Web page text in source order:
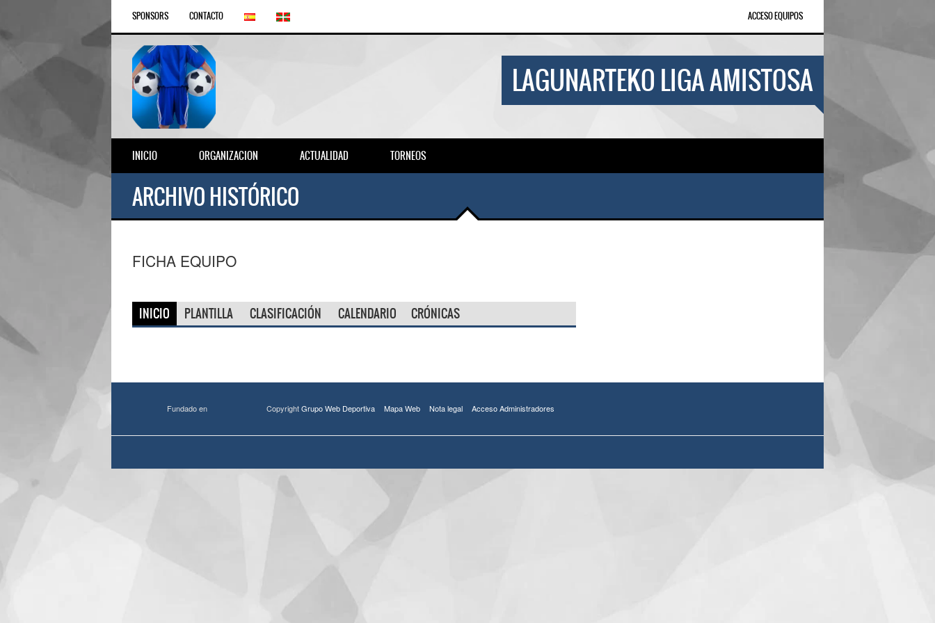
SPONSORS CONTACTO ACCESO EQUIPOS
LAGUNARTEKO LIGA AMISTOSA
INICIO ORGANIZACION ACTUALIDAD TORNEOS
ARCHIVO HISTÓRICO
FICHA EQUIPO
INICIO PLANTILLA CLASIFICACIÓN CALENDARIO CRÓNICAS
Fundado en CopyrightGrupo Web Deportiva Mapa Web Nota legal Acceso Administradores